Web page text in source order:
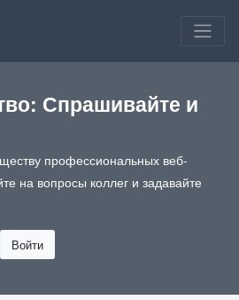
Спрашивайте и
профессиональных веб-
на вопросы коллег и задавайте
Войти